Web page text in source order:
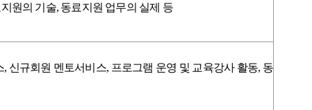
원의 기술, 동료지원 업무의 실제 등
, 신규회원 멘토서비스, 프로그램 운영 및 교육강사 활동, 동